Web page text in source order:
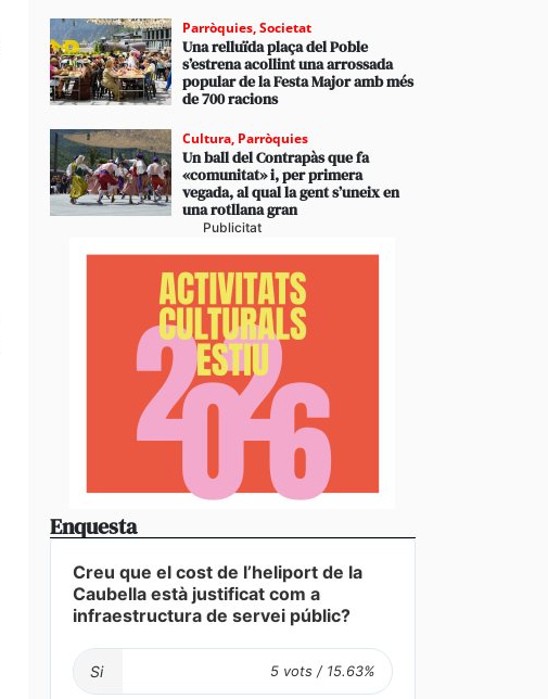
Parròquies,Societat
Una relluïda plaça del Poble
s’estrena acollint una arrossada
popular de la Festa Major amb més
de 700 racions
Cultura, Parròquies
Un ball del Contrapàs que fa
«comunitat» i, per primera
vegada, al qual la gent s’uneix en
una rotllana gran
Publicitat
Enquesta
Creu que el cost de l’heliport de la
Caubella està justificat com a
infraestructura de servei públic?
Si